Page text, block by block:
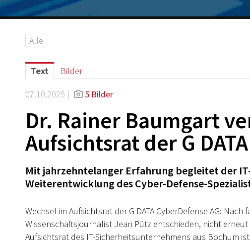
Alle
Text Bilder
07.10.2025 | 5 Bilder
Dr. Rainer Baumgart
Aufsichtsrat der G
Mit jahrzehntelanger Erfahrung begleitet der
Weiterentwicklung des Cyber-Defense-
Wechsel im Aufsichtsrat der G DATA CyberDefense AG:
Wissenschaftsjournalist Jean Pütz entschieden, nicht
Aufsichtsrat des IT-Sicherheitsunternehmens aus Bochum